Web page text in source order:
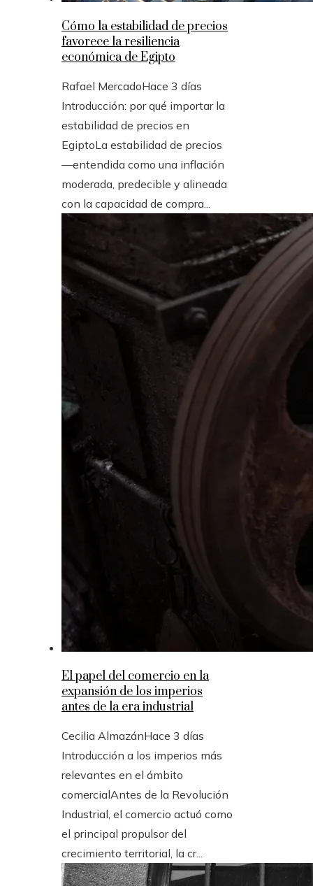
Cómo la estabilidad de precios
favorece la resiliencia
económica de Egipto
Rafael MercadoHace 3 días
Introducción: por qué importar la
estabilidad de precios en
EgiptoLa estabilidad de precios
—entendida como una inflación
moderada, predecible y alineada
con la capacidad de compra...
El papel del comercio en la
expansión de los imperios
antes de la era industrial
Cecilia AlmazánHace 3 días
Introducción a los imperios más
relevantes en el ámbito
comercialAntes de la Revolución
Industrial, el comercio actuó como
el principal propulsor del
crecimiento territorial, la cr...